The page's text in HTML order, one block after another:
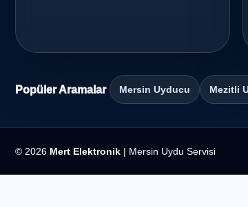
Popüler Aramalar Mersin Uyducu Mezitli
© 2026 Mert Elektronik | Mersin Uydu Servisi